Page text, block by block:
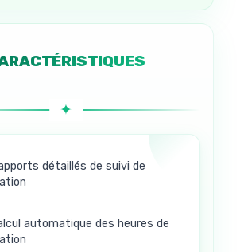
détaillés de suivi de
automatique des heures de